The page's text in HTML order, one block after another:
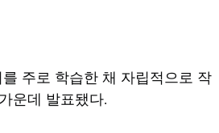
주로 학습한 채 자립적으로 작
운데 발표됐다.